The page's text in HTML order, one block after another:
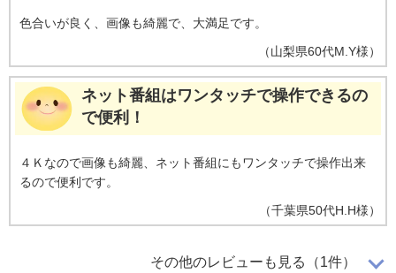
っては、本機能が正しく動作しない場合があります。●シーン情報は、番組の
放送終了後、2〜3時間程度で使えるようになります。ただし、番組によって
は、それ以上かかる場合があります。●提供されるシーン情報は目安としてご
利用ください。●提供されるシーン情報はテレビ放送時点の内容に基づき作成
されるもので、新規情報の追加、最新情報への更新・変更・改訂および修正
には対応していません。●表示されるシーンは、各番組情報などをメーカー独
自の方法で解析した結果に基づき表示されます。番組制作者または提供者の
色合いが良く、画像も綺麗で、大満足です。
（山梨県60代M.Y様）
ネット番組はワンタッチで操作できるの
で便利！
４Ｋなので画像も綺麗、ネット番組にもワンタッチで操作出来
るので便利です。
（千葉県50代H.H様）
映像がきれい！その他のレビューも見る（1件）